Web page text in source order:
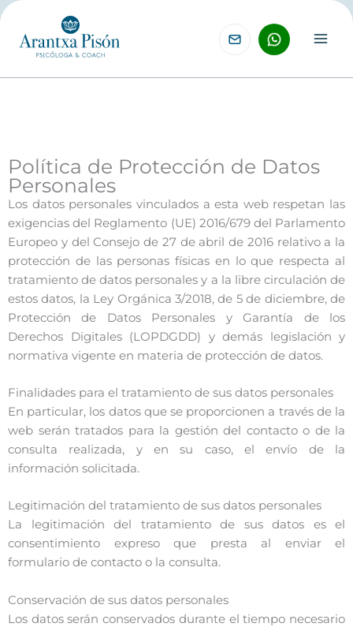
Ir
contenido
Política de Protección de Datos
Personales
Los datos personales vinculados a esta web respetan las
exigencias del Reglamento (UE) 2016/679 del Parlamento
Europeo y del Consejo de 27 de abril de 2016 relativo a la
protección de las personas físicas en lo que respecta al
tratamiento de datos personales y a la libre circulación de
estos datos, la Ley Orgánica 3/2018, de 5 de diciembre, de
Protección de Datos Personales y Garantía de los
Derechos Digitales (LOPDGDD) y demás legislación y
normativa vigente en materia de protección de datos.
Finalidades para el tratamiento de sus datos personales
En particular, los datos que se proporcionen a través de la
web serán tratados para la gestión del contacto o de la
consulta realizada, y en su caso, el envío de la
información solicitada.
Legitimación del tratamiento de sus datos personales
La legitimación del tratamiento de sus datos es el
consentimiento expreso que presta al enviar el
formulario de contacto o la consulta.
Conservación de sus datos personales
Los datos serán conservados durante el tiempo necesario